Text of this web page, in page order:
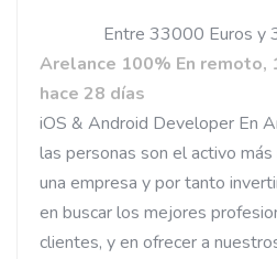
Entre 33000 Euros y
Arelance 100% En remoto,
hace 28 días
iOS & Android Developer En
las personas son el activo
una empresa y por tanto
en buscar los mejores
clientes, y en ofrecer a